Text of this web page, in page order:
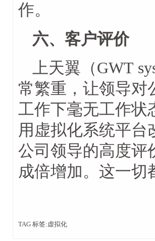
作。
六、客户评价
上天翼（GWT
常繁重，让领导对
工作下毫无工作状
用虚拟化系统平台
公司领导的高度评
成倍增加。这一
TAG 标签:虚拟化